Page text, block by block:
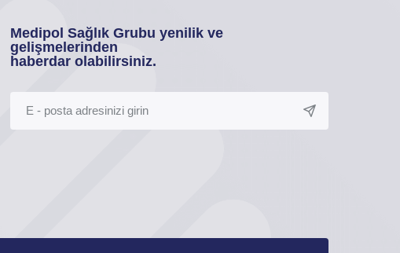
Medipol Sağlık Grubu yenilik ve
gelişmelerinden
haberdar olabilirsiniz.